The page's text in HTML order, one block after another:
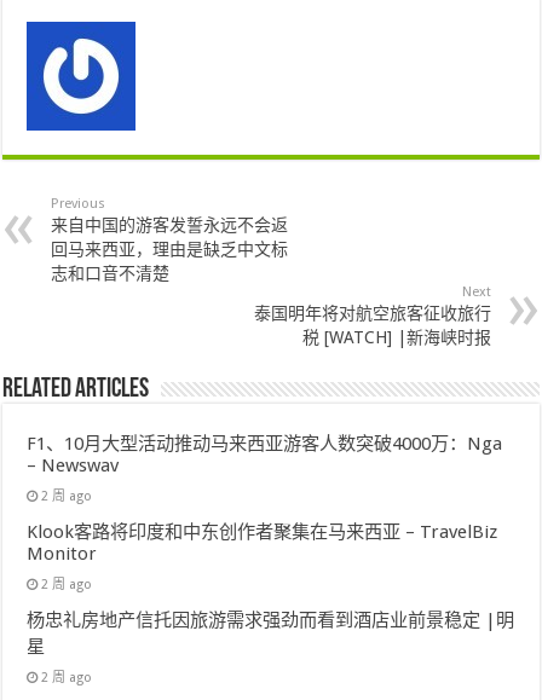
Previous
来自中国的游客发誓永远不会返
回马来西亚，理由是缺乏中文标
志和口音不清楚
Next
泰国明年将对航空旅客征收旅行
税 [WATCH] |新海峡时报
Related Articles
F1、10月大型活动推动马来西亚游客人数突破4000万：Nga
– Newswav
2 周 ago
Klook客路将印度和中东创作者聚集在马来西亚 – TravelBiz
Monitor
2 周 ago
杨忠礼房地产信托因旅游需求强劲而看到酒店业前景稳定 |明
星
2 周 ago